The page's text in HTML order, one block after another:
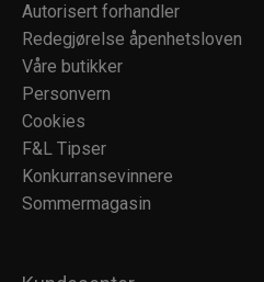
Autorisert forhandler
Redegjørelse åpenhetsloven
Våre butikker
Personvern
Cookies
F&L Tipser
Konkurransevinnere
Sommermagasin